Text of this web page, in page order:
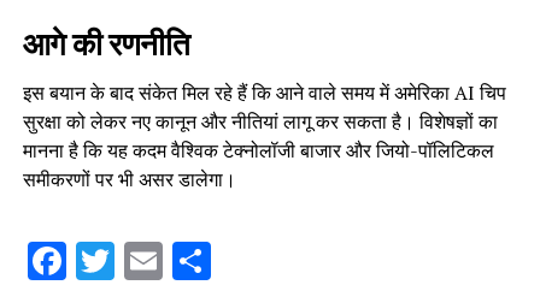
आगे की रणनीति
इस बयान के बाद संकेत मिल रहे हैं कि आने वाले समय में अमेरिका AI चिप
सुरक्षा को लेकर नए कानून और नीतियां लागू कर सकता है। विशेषज्ञों का
मानना है कि यह कदम वैश्विक टेक्नोलॉजी बाजार और जियो-पॉलिटिकल
समीकरणों पर भी असर डालेगा।
Facebook
Twitter
EmailShare